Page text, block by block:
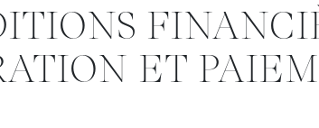
ET